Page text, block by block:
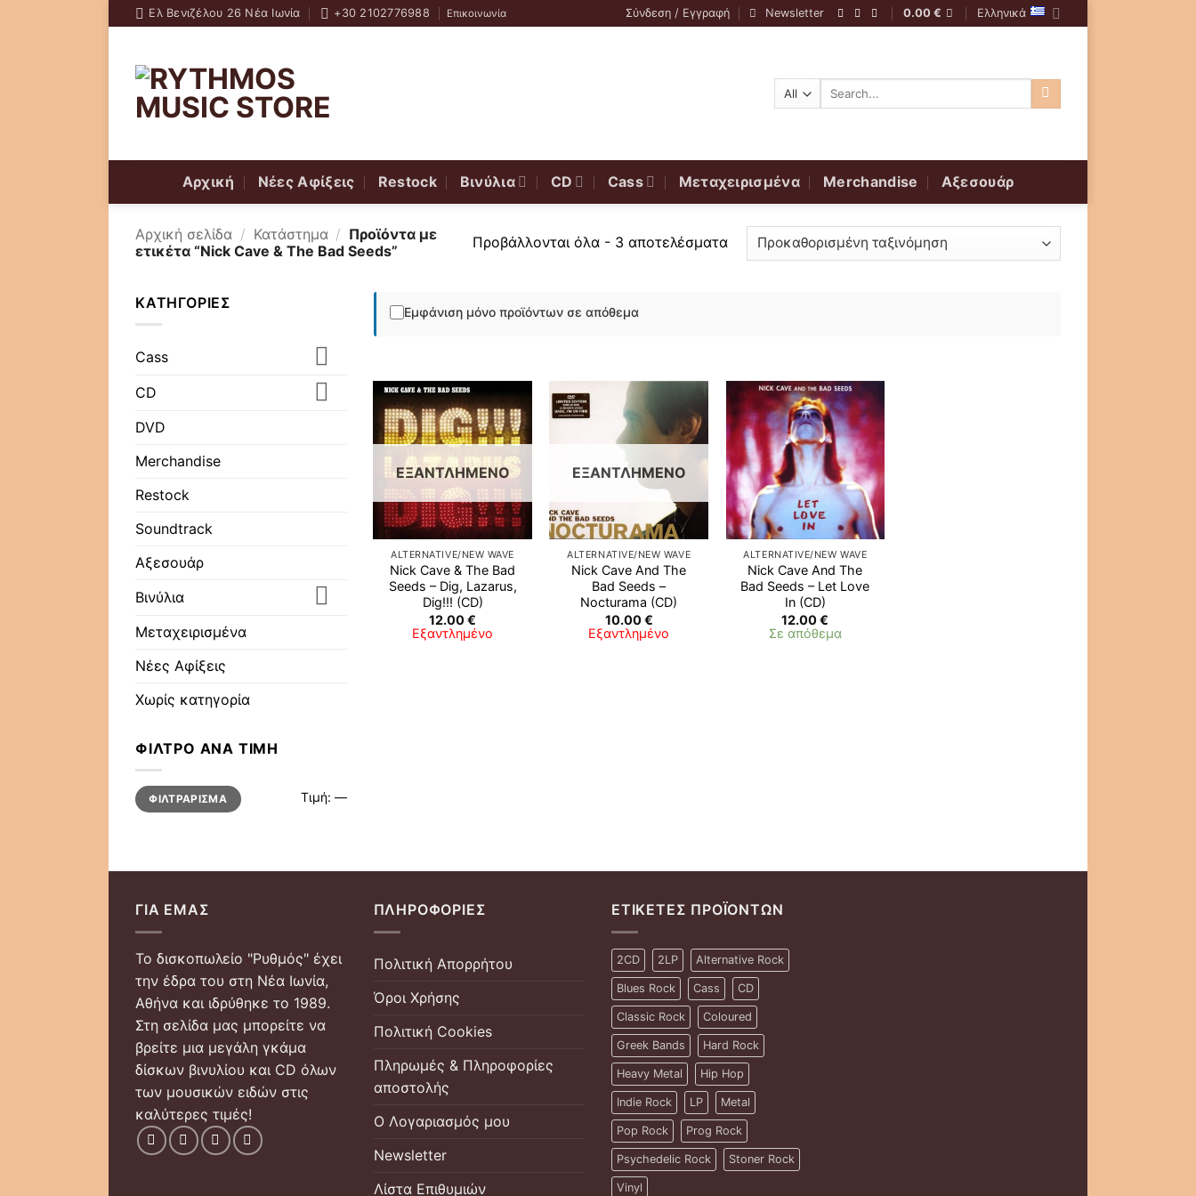
Skip
to
Ελ Βενιζέλου 26 Νέα Ιωνία +30 2102776988 Επικοινωνία Σύνδεση / Εγγραφή Newsletter 0.00 € Ελληνικά
Αναζήτηση
Αρχική Νέες Αφίξεις Restock Βινύλια CD Cass Μεταχειρισμένα Merchandise Αξεσουάρ
Αρχική σελίδα / Κατάστημα / Προϊόντα με
ετικέτα “Nick Cave & The Bad Seeds”
Προβάλλονται όλα - 3 αποτελέσματα
ΚΑΤΗΓΟΡΊΕΣ
Cass
CD
DVD
Merchandise
Restock
Soundtrack
Αξεσουάρ
Βινύλια
Μεταχειρισμένα
Νέες Αφίξεις
Χωρίς κατηγορία
ΦΊΛΤΡΟ ΑΝΆ ΤΙΜΉ
Ελάχιστη
τιμή
Μέγιστη
τιμήΦΙΛΤΡΆΡΙΣΜΑ Τιμή: —
Εμφάνιση μόνο προϊόντων σε απόθεμα
ΕΞΑΝΤΛΗΜΈΝΟ
ALTERNATIVE/NEW WAVE
Nick Cave & The Bad
Seeds ‎– Dig, Lazarus,
Dig!!! (CD)
12.00€
Εξαντλημένο
ΕΞΑΝΤΛΗΜΈΝΟ
ALTERNATIVE/NEW WAVE
Nick Cave And The
Bad Seeds ‎–
Nocturama (CD)
10.00€
Εξαντλημένο
ALTERNATIVE/NEW WAVE
Nick Cave And The
Bad Seeds – Let Love
In (CD)
12.00€
Σε απόθεμα
ΓΙΑ ΕΜΆΣ
Το δισκοπωλείο "Ρυθμός" έχει
την έδρα του στη Νέα Ιωνία,
Αθήνα και ιδρύθηκε το 1989.
Στη σελίδα μας μπορείτε να
βρείτε μια μεγάλη γκάμα
δίσκων βινυλίου και CD όλων
των μουσικών ειδών στις
καλύτερες τιμές!
ΠΛΗΡΟΦΟΡΊΕΣ
Πολιτική Απορρήτου
Όροι Χρήσης
Πολιτική Cookies
Πληρωμές & Πληροφορίες
αποστολής
Ο Λογαριασμός μου
Newsletter
Λίστα Επιθυμιών
ΕΤΙΚΈΤΕΣ ΠΡΟΪΌΝΤΩΝ
2CD 2LP Alternative Rock
Blues Rock Cass CD
Classic Rock Coloured
Greek Bands Hard Rock
Heavy Metal Hip Hop
Indie Rock LP Metal
Pop Rock Prog Rock
Psychedelic Rock Stoner Rock
Vinyl